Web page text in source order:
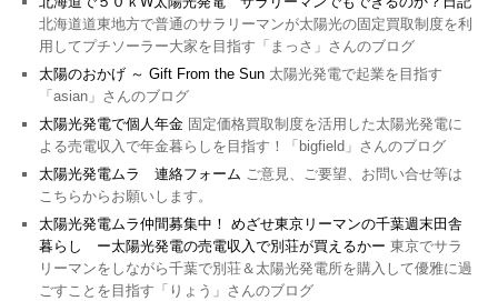
北海道道東地方で普通のサラリーマンが太陽光の固定買取制度を利
用してプチソーラー大家を目指す「まっさ」さんのブログ
太陽のおかげ ～ Gift From the Sun 太陽光発電で起業を目指す
「asian」さんのブログ
太陽光発電で個人年金 固定価格買取制度を活用した太陽光発電に
よる売電収入で年金暮らしを目指す！「bigfield」さんのブログ
太陽光発電ムラ 連絡フォーム ご意見、ご要望、お問い合せ等は
こちらからお願いします。
太陽光発電ムラ仲間募集中！ めざせ東京リーマンの千葉週末田舎
暮らし ー太陽光発電の売電収入で別荘が買えるかー 東京でサラ
リーマンをしながら千葉で別荘＆太陽光発電所を購入して優雅に過
ごすことを目指す「りょう」さんのブログ